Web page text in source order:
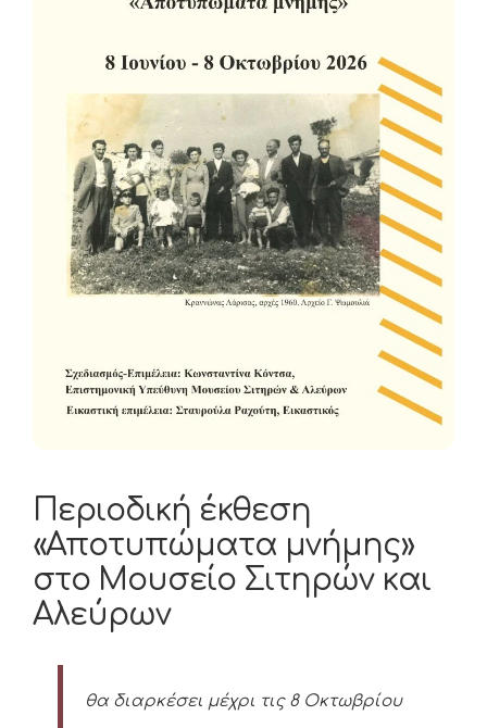
Περιοδική έκθεση
«Αποτυπώματα μνήμης»
στο Μουσείο Σιτηρών και
Αλεύρων
θα διαρκέσει μέχρι τις 8 Οκτωβρίου